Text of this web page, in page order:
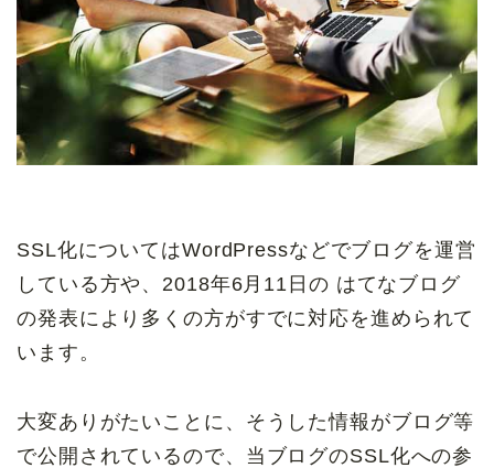
SSL化についてはWordPressなどでブログを運営
している方や、2018年6月11日の はてなブログ
の発表により多くの方がすでに対応を進められて
います。
大変ありがたいことに、そうした情報がブログ等
で公開されているので、当ブログのSSL化への参